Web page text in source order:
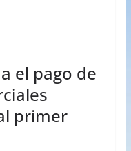
el pago de
primer